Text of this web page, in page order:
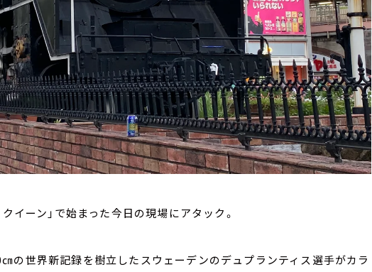
クイーン」で始まった今日の現場にアタック。
の世界新記録を樹立したスウェーデンのデュプランティス選手がカラ